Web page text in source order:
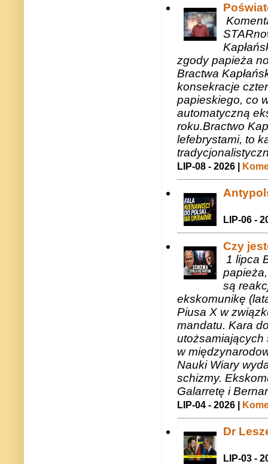
zgody papieża
Bractwa
konsekracje
papieskiego, co
automatyczną
roku.Bractwo
lefebrystami, to
LIP-08 - 2026 |
LIP-06 -
Czy
1 lipca
są
ekskomunikę
Piusa X w
mandatu. Kara
utożsamiających
w
Nauki Wiary
schizmy.
Galarretę i
LIP-04 - 2026 |
Dr
LIP-03 -